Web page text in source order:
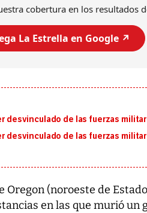
cobertura en los resultados
La Estrella en Google ↗️
desvinculado de las fuerzas
desvinculado de las fuerzas
Oregon (noroeste de
en las que murió un
al sur de